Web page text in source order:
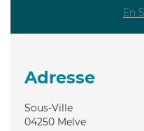
En
Adresse
Sous-Ville
04250 Melve